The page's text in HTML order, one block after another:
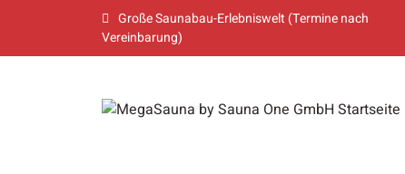
Große Saunabau-Erlebniswelt (Termine nach
Vereinbarung)